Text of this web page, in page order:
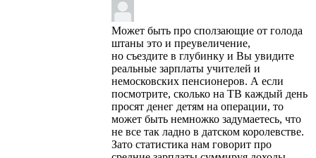
Может быть про сползающие от голода
штаны это и преувеличение,
но съездите в глубинку и Вы увидите
реальные зарплаты учителей и
немосковских пенсионеров. А если
посмотрите, сколько на ТВ каждый день
просят денег детям на операции, то
может быть немножко задумаетесь, что
не все так ладно в датском королевстве.
Зато статистика нам говорит про